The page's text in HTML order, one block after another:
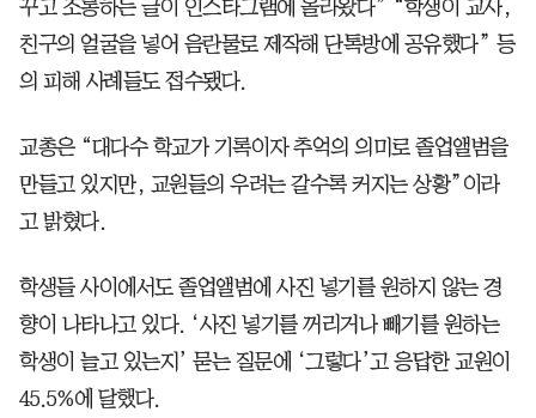
꾸고 조롱하는 글이 인스타그램에 올라왔다” “학생이 교사,
친구의 얼굴을 넣어 음란물로 제작해 단톡방에 공유했다” 등
의 피해 사례들도 접수됐다.
교총은 “대다수 학교가 기록이자 추억의 의미로 졸업앨범을
만들고 있지만, 교원들의 우려는 갈수록 커지는 상황”이라
고 밝혔다.
학생들 사이에서도 졸업앨범에 사진 넣기를 원하지 않는 경
향이 나타나고 있다. ‘사진 넣기를 꺼리거나 빼기를 원하는
학생이 늘고 있는지’ 묻는 질문에 ‘그렇다’고 응답한 교원이
45.5%에 달했다.